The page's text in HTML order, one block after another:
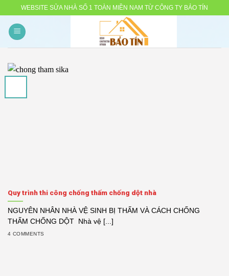
content
WEBSITE SỬA NHÀ SỐ 1 TOÀN MIỀN NAM TỪ CÔNG TY BẢO TÍN
Quy trình thi công chống thấm chống dột nhà
NGUYÊN NHÂN NHÀ VỆ SINH BỊ THẤM VÀ CÁCH CHỐNG
THẤM CHỐNG DỘT Nhà vệ [...]
4 COMMENTS